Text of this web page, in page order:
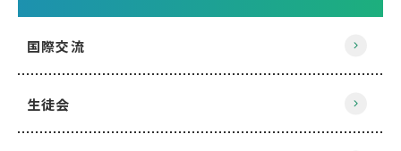
国際交流
生徒会